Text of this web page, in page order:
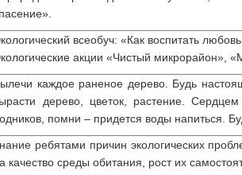
всеобуч: «Как воспитать
акции «Чистый микрорайон»,
каждое раненое дерево. Будь
дерево, цветок, растение.
помни – придется воды напиться.
ребятами причин экологических
качество среды обитания, рост их